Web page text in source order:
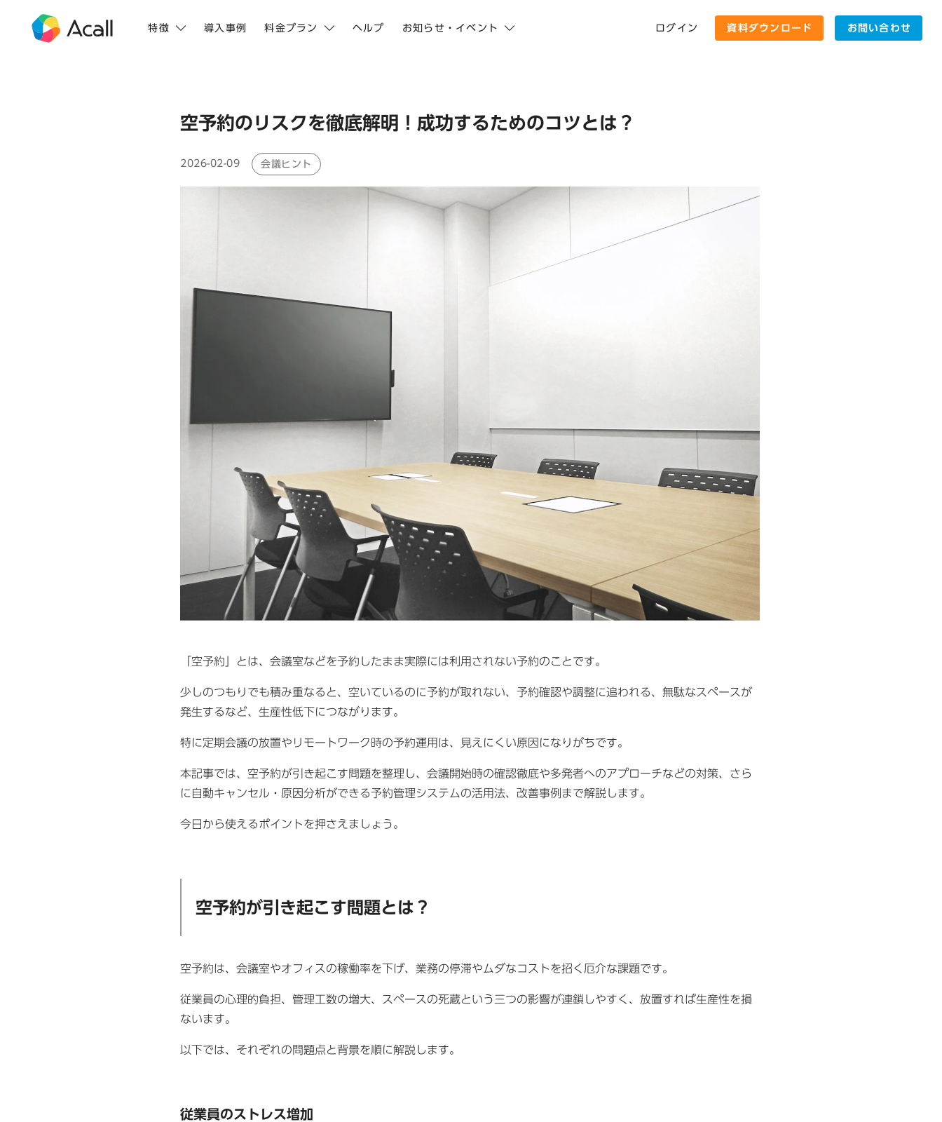
特徴 導入事例 料金プラン ヘルプ お知らせ・イベント ログイン 資料ダウンロード お問い合わせ
空予約のリスクを徹底解明！成功するためのコツとは？
2026-02-09 会議ヒント
「空予約」とは、会議室などを予約したまま実際には利用されない予約のことです。
少しのつもりでも積み重なると、空いているのに予約が取れない、予約確認や調整に追われる、無駄なスペースが
発生するなど、生産性低下につながります。
特に定期会議の放置やリモートワーク時の予約運用は、見えにくい原因になりがちです。
本記事では、空予約が引き起こす問題を整理し、会議開始時の確認徹底や多発者へのアプローチなどの対策、さら
に自動キャンセル・原因分析ができる予約管理システムの活用法、改善事例まで解説します。
今日から使えるポイントを押さえましょう。
空予約が引き起こす問題とは？
空予約は、会議室やオフィスの稼働率を下げ、業務の停滞やムダなコストを招く厄介な課題です。
従業員の心理的負担、管理工数の増大、スペースの死蔵という三つの影響が連鎖しやすく、放置すれば生産性を損
ないます。
以下では、それぞれの問題点と背景を順に解説します。
従業員のストレス増加